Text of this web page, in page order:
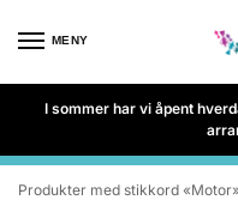
MENY
I sommer har vi åpent
Produkter med stikkord